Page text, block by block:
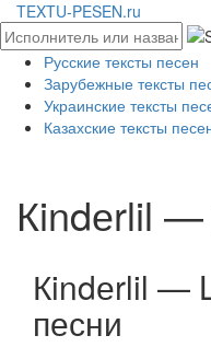
TEXTU-PESEN.ru
Русские тексты песен
Зарубежные тексты
Украинские тексты
Казахские тексты
Кindеrlil —
Кindеrlil —
песни